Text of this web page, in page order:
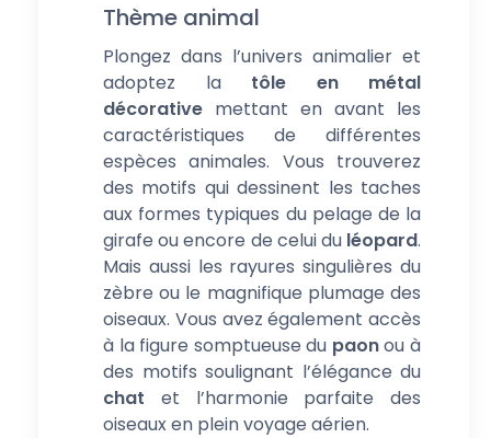
Thème animal
Plongez dans l’univers animalier et
adoptez la tôle en métal
décorative mettant en avant les
caractéristiques de différentes
espèces animales. Vous trouverez
des motifs qui dessinent les taches
aux formes typiques du pelage de la
girafe ou encore de celui du léopard.
Mais aussi les rayures singulières du
zèbre ou le magnifique plumage des
oiseaux. Vous avez également accès
à la figure somptueuse du paonou à
des motifs soulignant l’élégance du
chat et l’harmonie parfaite des
oiseaux en plein voyage aérien.